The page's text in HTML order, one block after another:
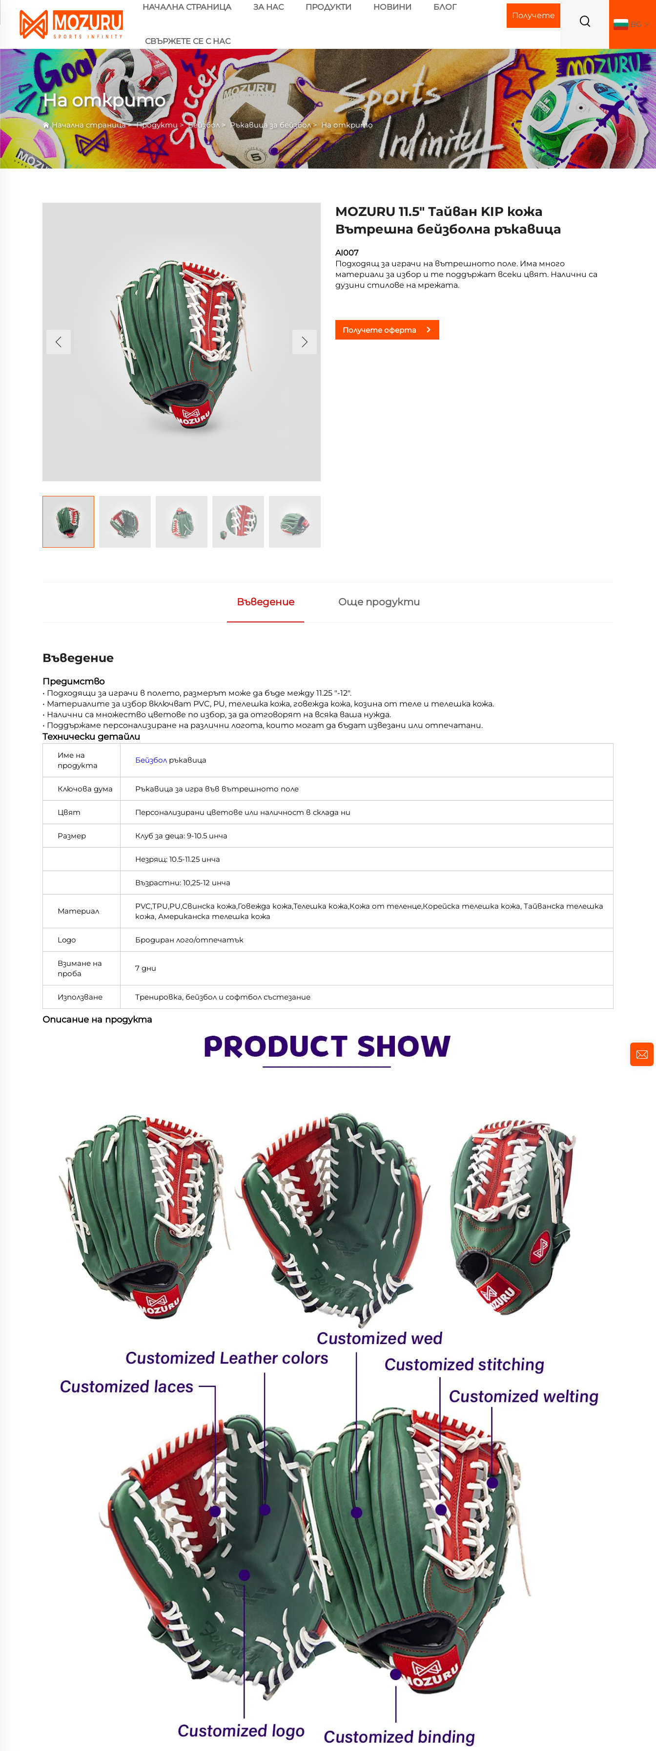
НАЧАЛНА СТРАНИЦА ЗА НАС ПРОДУКТИ НОВИНИ БЛОГ
СВЪРЖЕТЕ СЕ С НАС
Получете
BG
На открито
Начална страница>Продукти>Бейзбол> Ръкавица за бейзбол>На открито
MOZURU 11.5" Тайван KIP кожа
Вътрешна бейзболна ръкавица
AI007
Подходящ за играчи на вътрешното поле. Има много
материали за избор и те поддържат всеки цвят. Налични са
дузини стилове на мрежата.
Получете оферта
Въведение Още продукти
Въведение
Предимство
• Подходящи за играчи в полето, размерът може да бъде между 11.25 "-12".
• Материалите за избор включват PVC, PU, телешка кожа, говежда кожа, козина от теле и телешка кожа.
• Налични са множество цветове по избор, за да отговорят на всяка ваша нужда.
• Поддържаме персонализиране на различни логота, които могат да бъдат извезани или отпечатани.
Технически детайли
Име на
продукта
Бейзбол ръкавица
Ключова дума Ръкавица за игра във вътрешното поле
Цвят Персонализирани цветове или наличност в склада ни
Размер Клуб за деца: 9-10.5 инча
Незрящ: 10.5-11.25 инча
Възрастни: 10,25-12 инча
Материал
PVC,TPU,PU,Свинска кожа,Говежда кожа,Телешка кожа,Кожа от теленце,Корейска телешка кожа, Тайванска телешка
кожа, Американска телешка кожа
Logo Бродиран лого/отпечатък
Взимане на
проба
7 дни
Използване Тренировка, бейзбол и софтбол състезание
Описание на продукта